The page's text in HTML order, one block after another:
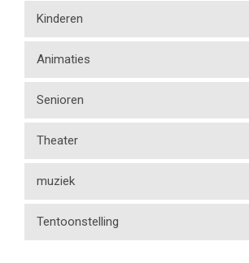
Kinderen
Animaties
Senioren
Theater
muziek
Tentoonstelling